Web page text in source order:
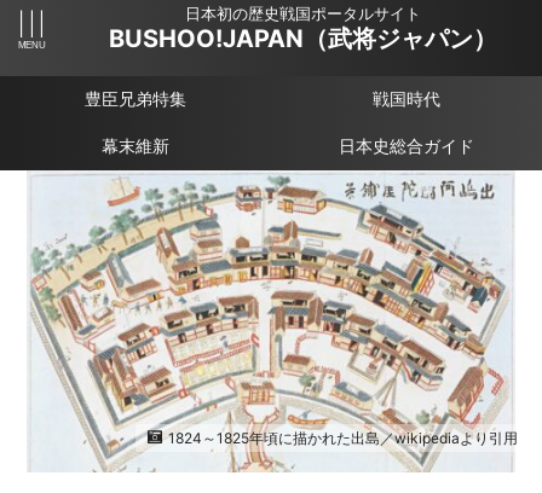
日本初の歴史戦国ポータルサイト
BUSHOO!JAPAN（武将ジャパン）
豊臣兄弟特集 戦国時代
幕末維新 日本史総合ガイド
1824～1825年頃に描かれた出島／wikipediaより引用